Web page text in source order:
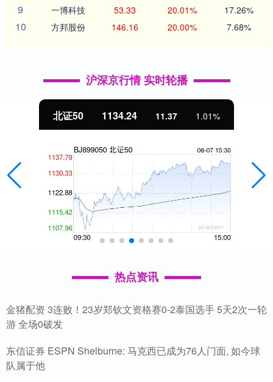
9 一博科技 53.33 20.01% 17.26%
10 方邦股份 146.16 20.00% 7.68%
沪深京行情 实时轮播
北证50 1134.24 11.37 1.01%
热点资讯
金猪配资 3连败！23岁郑钦文资格赛0-2泰国选手 5天2次一轮
游 全场0破发
东信证券 ESPN Shelburne: 马克西已成为76人门面, 如今球
队属于他